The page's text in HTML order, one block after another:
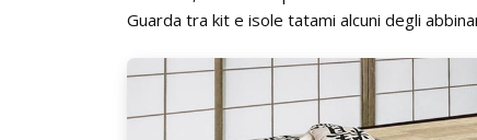
Guarda tra kit e isole tatami alcuni degli